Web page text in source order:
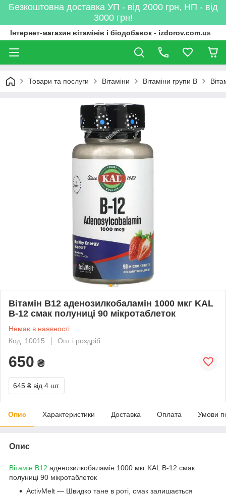
Безкоштовна доставка УП - від 2000 грн, НП - від
3000 грн!
Інтернет-магазин вітамінів і біодобавок - izdorov.com.ua
Товари та послуги Вітаміни Вітаміни групи B
Вітамін B12 аденозилкобаламін 1000 мкг KAL
B-12 смак полуниці 90 мікротаблеток
Немає в наявності
Код: 10015
Опт і роздріб
650 ₴
645 ₴ від 4 шт.
Опис Характеристики Доставка Оплата Умови
Опис
Вітамін B12 аденозилкобаламін 1000 мкг KAL B-12 смак
полуниці 90 мікротаблеток
ActivMelt — Швидко тане в роті, смак залишається